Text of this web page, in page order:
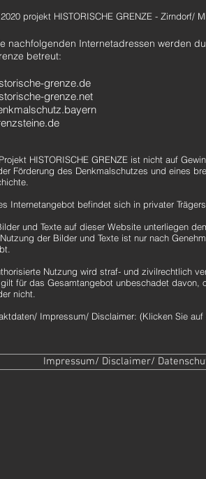
projekt HISTORISCHE GRENZE - Zirndorf/
nachfolgenden Internetadressen ​werden
betreut:
grenze.de
grenze.net
Projekt HISTORISCHE GRENZE ist nicht auf
Förderung des Denkmalschutzes und eines
Internetangebot befindet sich in privater
und Texte auf dieser Website unterliegen
der Bilder und Texte ist nur nach
Nutzung wird straf- und zivilrechtlich
für das Gesamtangebot unbeschadet davon,
nicht.
Impressum/ Disclaimer: (Klicken Sie
Impressum/ Disclaimer/